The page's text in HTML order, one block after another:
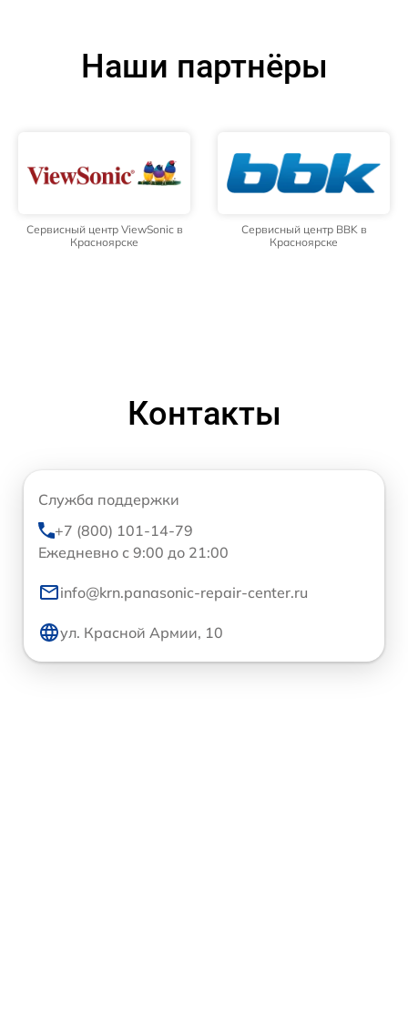
Наши партнёры
Сервисный центр ViewSonic в
Красноярске
Сервисный центр BBK в
Красноярске
Контакты
Служба поддержки
+7 (800) 101-14-79
Ежедневно с 9:00 до 21:00
info@krn.panasonic-repair-center.ru
ул. Красной Армии, 10